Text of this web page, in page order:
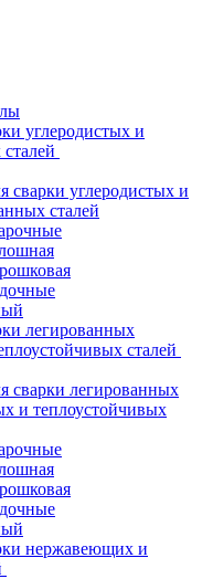
углеродистых и
сварки углеродистых и
сталей
легированных
сталей
сварки легированных
и теплоустойчивых
нержавеющих и